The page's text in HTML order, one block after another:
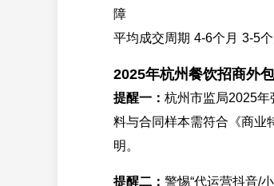
障
平均成交周期 4-6个月 3-5个
2025年杭州餐饮招商外
提醒一： 杭州市监局2025
料与合同样本需符合《商业
明。
提醒二： 警惕“代运营抖音/